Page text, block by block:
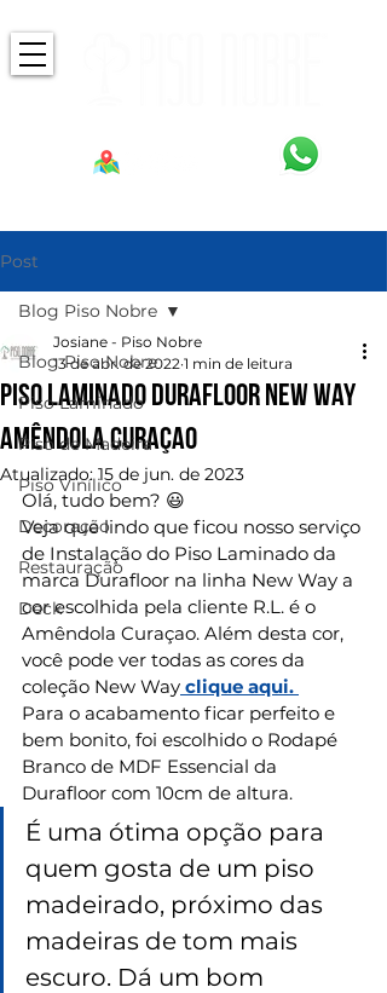
Post
Blog Piso Nobre
Piso Laminado
Piso de Madeira
Piso Vinílico
Decoração
Restauração
Deck
Blog Piso Nobre
Piso Laminado Durafloor New Way
Amêndola Curaçao
Josiane - Piso Nobre
13 de abr. de 2022 1 min de leitura
Atualizado:15 de jun. de 2023
Olá, tudo bem? 😃
Veja que lindo que ficou nosso serviço
de Instalação do Piso Laminado da
marca Durafloor na linha New Way a
cor escolhida pela cliente R.L. é o
Amêndola Curaçao. Além desta cor,
você pode ver todas as cores da
coleção New Way clique aqui.
Para o acabamento ficar perfeito e
bem bonito, foi escolhido o Rodapé
Branco de MDF Essencial da
Durafloor com 10cm de altura.
É uma ótima opção para
quem gosta de um piso
madeirado, próximo das
madeiras de tom mais
escuro. Dá um bom